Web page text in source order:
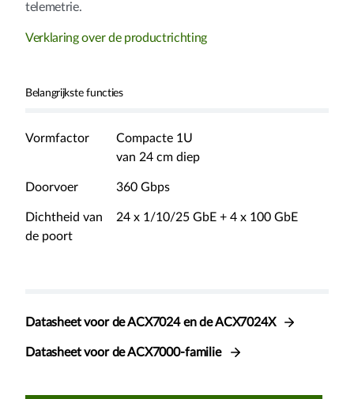
telemetrie.
Verklaring over de productrichting
Belangrijkste functies
Vormfactor
Compacte 1U
van 24 cm diep
Doorvoer 360 Gbps
Dichtheid van
de poort
24 x 1/10/25 GbE + 4 x 100 GbE
Datasheet voor de ACX7024 en de ACX7024X
Datasheet voor de ACX7000-familie